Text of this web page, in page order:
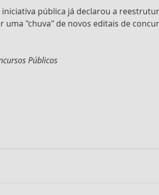
pública já declarou a
uma "chuva" de novos editais de
Públicos